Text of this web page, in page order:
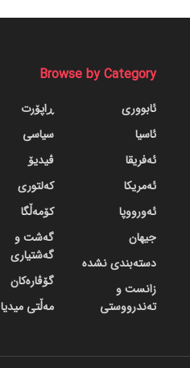
Browse by Category
ئابووری
ئاسیا
ئەفریقا
ئەمریکا
ئەورووپا
جیهان
دسته‌بندی نشده
زانست و
تەندرووستی
ڕاپۆرت
سیاسی
ڤیدیۆ
کەلتوری
کۆمەڵگا
گه‌شت و
گه‌شتیاری
گۆڤاره‌کان
مەڵتی میدیا